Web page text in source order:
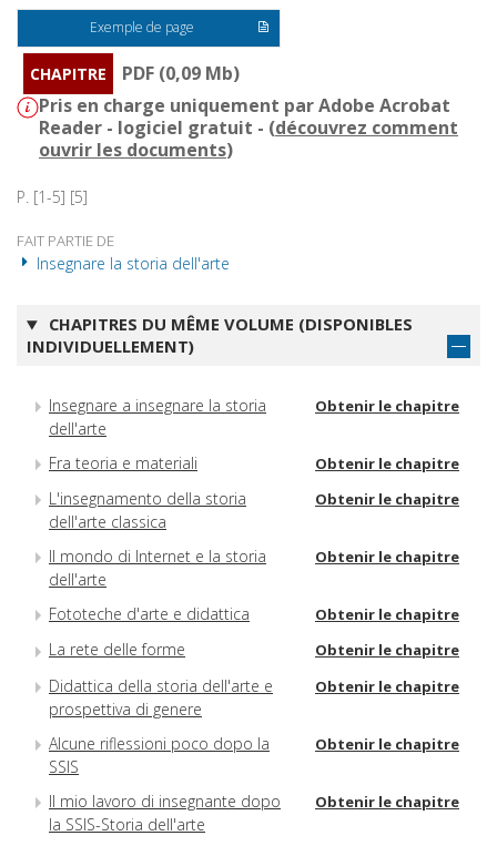
Exemple de page
CHAPITRE
PDF (0,09 Mb)
Pris en charge uniquement par Adobe Acrobat
Reader - logiciel gratuit - (découvrez comment
ouvrir les documents)
P. [1-5] [5]
FAIT PARTIE DE
Insegnare la storia dell'arte
CHAPITRES DU MÊME VOLUME (DISPONIBLES
INDIVIDUELLEMENT)
Insegnare a insegnare la storia
dell'arte
Obtenir le chapitre
Fra teoria e materiali Obtenir le chapitre
L'insegnamento della storia
dell'arte classica
Obtenir le chapitre
Il mondo di Internet e la storia
dell'arte
Obtenir le chapitre
Fototeche d'arte e didattica Obtenir le chapitre
La rete delle forme Obtenir le chapitre
Didattica della storia dell'arte e
prospettiva di genere
Obtenir le chapitre
Alcune riflessioni poco dopo la
SSIS
Obtenir le chapitre
Il mio lavoro di insegnante dopo
la SSIS-Storia dell'arte
Obtenir le chapitre